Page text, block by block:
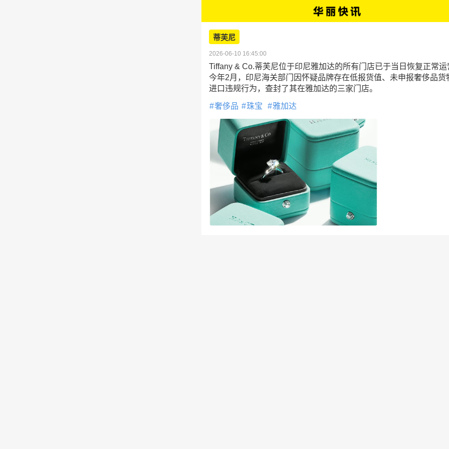
蒂芙尼
2026-06-10 16:45:00
Tiffany & Co.蒂芙尼位于印尼雅加达的所有门店已于当日恢复正常运
今年2月，印尼海关部门因怀疑品牌存在低报货值、未申报奢侈品货
进口违规行为，查封了其在雅加达的三家门店。
奢侈品 珠宝 雅加达